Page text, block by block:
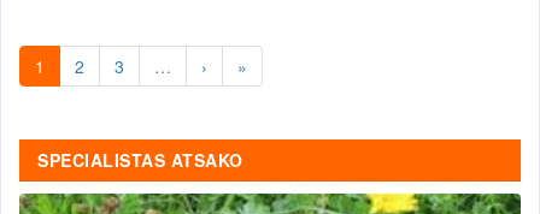
1 2 3 … › »
SPECIALISTAS ATSAKO